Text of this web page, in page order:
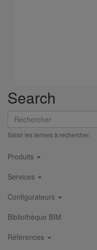
Search
Rechercher
Saisir les termes à rechercher.
Main
navigation
Produits
Services
Configurateurs
Bibliothèque BIM
Références
En savoir plus
1 2 3